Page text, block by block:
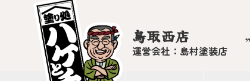
鳥取西店
運営会社：島村塗装店